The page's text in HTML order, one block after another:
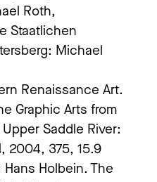
Roth,
Staatlichen
Michael
Renaissance Art.
Graphic Arts from
Saddle River:
2004, 375, 15.9
Holbein. The